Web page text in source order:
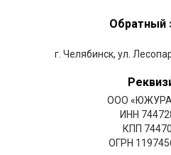
Обратный
г. Челябинск, ул.
ООО
ИНН
КПП
ОГРН